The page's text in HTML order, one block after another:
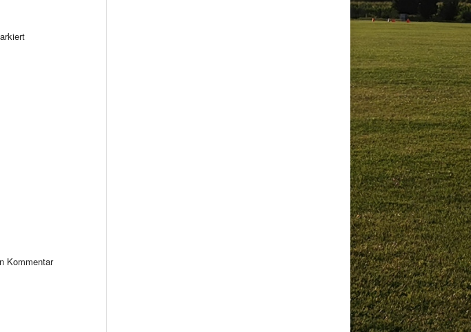
Kommentar